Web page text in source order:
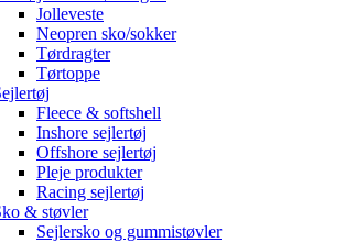
Jolleveste
Neopren sko/sokker
Tørdragter
Tørtoppe
Fleece & softshell
Inshore sejlertøj
Offshore sejlertøj
Pleje produkter
Racing sejlertøj
& støvler
Sejlersko og gummistøvler